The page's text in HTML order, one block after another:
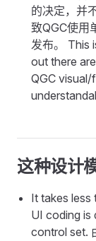
的决定，并
致QGC使用
发布。 This
out there
QGC
这种设计
It takes less
UI coding is
control set.